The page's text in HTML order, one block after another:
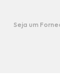
Seja um